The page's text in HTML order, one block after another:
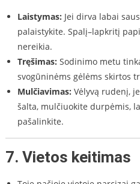
Laistymas: Jei dirva labai
palaistykite. Spalį–lapkritį
nereikia.
Tręšimas: Sodinimo metu
svogūninėms gėlėms skirtos
Mulčiavimas: Vėlyvą rudenį,
šalta, mulčiuokite durpėmis,
pašalinkite.
7. Vietos keitimas